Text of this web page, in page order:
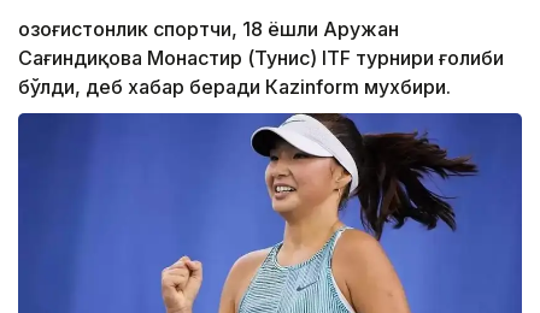
Қозоғистонлик спортчи, 18 ёшли Аружан
Сағиндиқова Монастир (Тунис) ITF турнири ғолиби
бўлди, деб хабар беради Каzinform мухбири.